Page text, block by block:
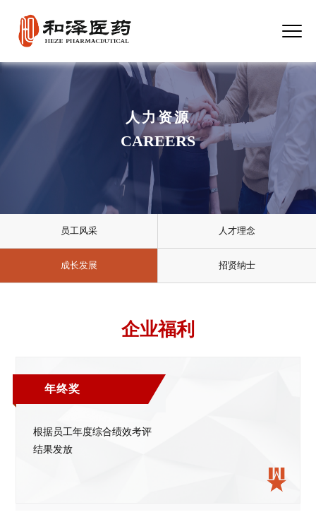
人力资源
CAREERS
员工风采 人才理念
成长发展 招贤纳士
企业福利
年终奖
根据员工年度综合绩效考评
结果发放